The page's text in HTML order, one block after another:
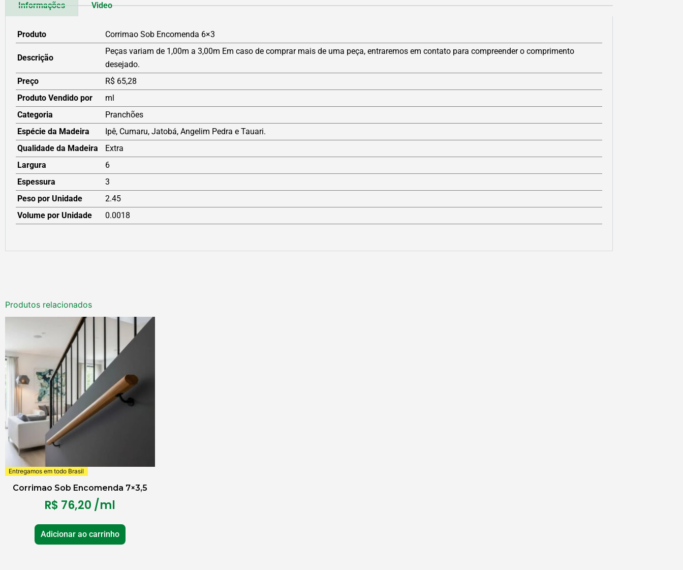
Informações Video
Produto Corrimao Sob Encomenda 6×3
Descrição
Peças variam de 1,00m a 3,00m Em caso de comprar mais de uma peça, entraremos em contato para compreender o comprimento
desejado.
Preço
R$ 65,28
Produto Vendido por
ml
Categoria
Pranchões
Espécie da Madeira
Ipê, Cumaru, Jatobá, Angelim Pedra e Tauari.
Qualidade da Madeira
Extra
Largura
6
Espessura
3
Peso por Unidade
2.45
Volume por Unidade
0.0018
Produtos relacionados
Entregamos em todo Brasil
Corrimao Sob Encomenda 7×3,5
R$ 76,20 /ml
Adicionar ao carrinho